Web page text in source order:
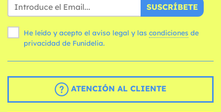
SUSCRÍBETE
He leído y acepto el aviso legal y las condiciones
privacidad de Funidelia.
ATENCIÓN AL CLIENTE